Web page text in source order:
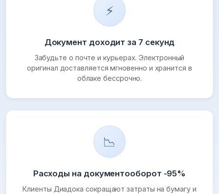
⚡
Документ доходит за 7 секунд
Забудьте о почте и курьерах. Электронный
оригинал доставляется мгновенно и хранится в
облаке бессрочно.
📉
Расходы на документооборот -95%
Клиенты Диадока сокращают затраты на бумагу и